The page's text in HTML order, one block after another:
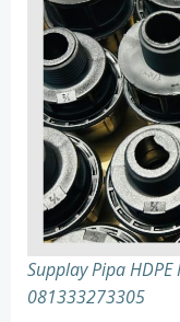
Supplay Pipa
081333273305